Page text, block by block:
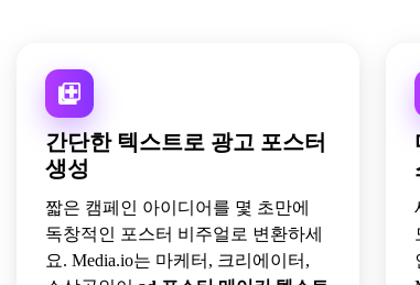
간단한 텍스트로 광고 포스터
생성
짧은 캠페인 아이디어를 몇 초만에
독창적인 포스터 비주얼로 변환하세
요. Media.io는 마케터, 크리에이터,